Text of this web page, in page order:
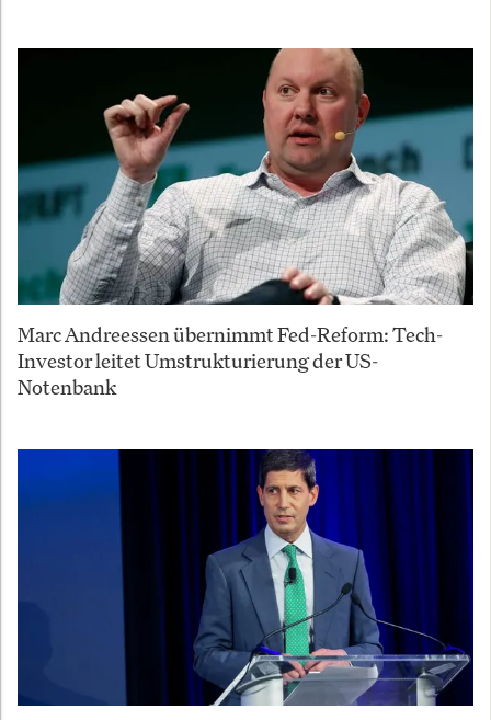
Marc Andreessen übernimmt Fed-Reform: Tech-
Investor leitet Umstrukturierung der US-
Notenbank